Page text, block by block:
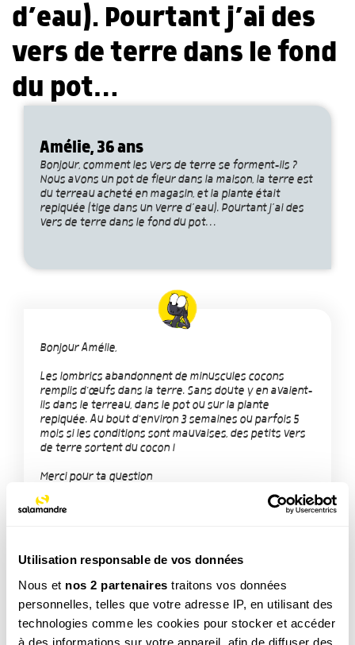
Utilisation responsable de vos données
Nous et nos 2 partenaires traitons vos données
personnelles, telles que votre adresse IP, en utilisant des
technologies comme les cookies pour stocker et accéder
à des informations sur votre appareil, afin de diffuser des
d’eau). Pourtant j’ai des
vers de terre dans le fond
du pot…
Amélie, 36 ans
Bonjour, comment les vers de terre se forment-ils ?
Nous avons un pot de fleur dans la maison, la terre est
du terreau acheté en magasin, et la plante était
repiquée (tige dans un verre d’eau). Pourtant j’ai des
vers de terre dans le fond du pot…
Bonjour Amélie,
Les lombrics abandonnent de minuscules cocons
remplis d'œufs dans la terre. Sans doute y en avaient-
ils dans le terreau, dans le pot ou sur la plante
repiquée. Au bout d'environ 3 semaines ou parfois 5
mois si les conditions sont mauvaises, des petits vers
de terre sortent du cocon !
Merci pour ta question
TAGS